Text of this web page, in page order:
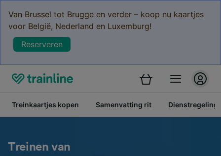
Van Brussel tot Brugge en verder – koop nu kaartjes
voor België, Nederland en Luxemburg!
Reserveren
Treinkaartjes kopen Samenvatting rit Dienstregeling
Treinen van